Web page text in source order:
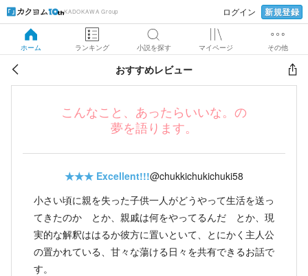
KADOKAWA Group ログイン 新規登録
ホーム ランキング 小説を探す マイページ その他
おすすめレビュー
こんなこと、あったらいいな。の
夢を語ります。
★★★ Excellent!!!@chukkichukichuki58
小さい頃に親を失った子供一人がどうやって生活を送っ
てきたのか とか、親戚は何をやってるんだ とか、現
実的な解釈ははるか彼方に置いといて、とにかく主人公
の置かれている、甘々な蕩ける日々を共有できるお話で
す。